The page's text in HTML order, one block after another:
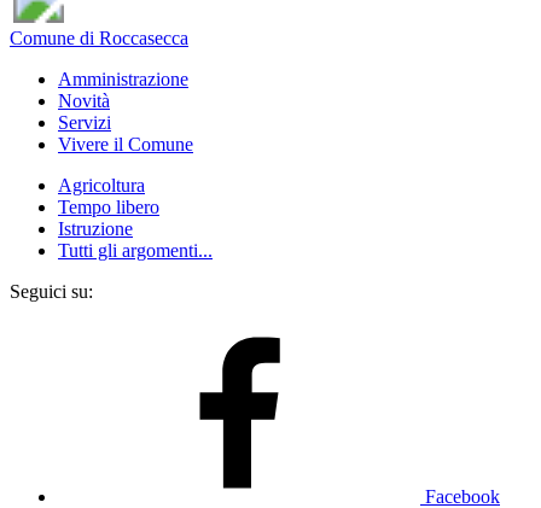
Comune di Roccasecca
Amministrazione
Novità
Servizi
Vivere il Comune
Agricoltura
Tempo libero
Istruzione
Tutti gli argomenti...
Seguici su:
Facebook